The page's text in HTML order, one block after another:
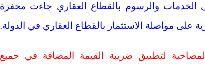
الخدمات والرسوم بالقطاع العقاري جاءت محفزة
على مواصلة الاستثمار بالقطاع العقاري في الدولة.
المصاحبة لتطبيق ضريبة القيمة المضافة في جميع